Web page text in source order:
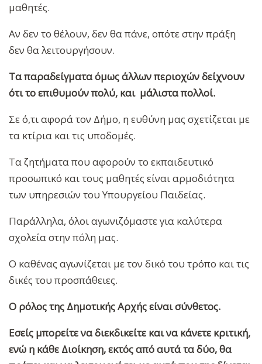
μαθητές.
Αν δεν το θέλουν, δεν θα πάνε, οπότε στην πράξη
δεν θα λειτουργήσουν.
Τα παραδείγματα όμως άλλων περιοχών δείχνουν
ότι το επιθυμούν πολύ, και μάλιστα πολλοί.
Σε ό,τι αφορά τον Δήμο, η ευθύνη μας σχετίζεται με
τα κτίρια και τις υποδομές.
Τα ζητήματα που αφορούν το εκπαιδευτικό
προσωπικό και τους μαθητές είναι αρμοδιότητα
των υπηρεσιών του Υπουργείου Παιδείας.
Παράλληλα, όλοι αγωνιζόμαστε για καλύτερα
σχολεία στην πόλη μας.
Ο καθένας αγωνίζεται με τον δικό του τρόπο και τις
δικές του προσπάθειες.
Ο ρόλος της Δημοτικής Αρχής είναι σύνθετος.
Εσείς μπορείτε να διεκδικείτε και να κάνετε κριτική,
ενώ η κάθε Διοίκηση, εκτός από αυτά τα δύο, θα